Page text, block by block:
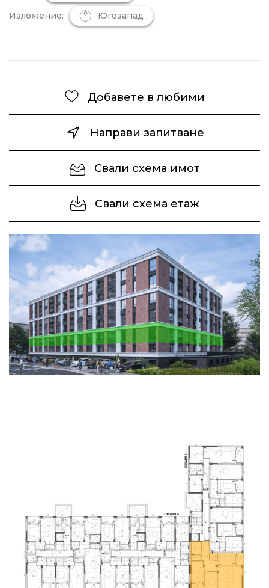
Изложение: Югозапад
Добавете в любими
Направи запитване
Свали схема имот
Свали схема етаж